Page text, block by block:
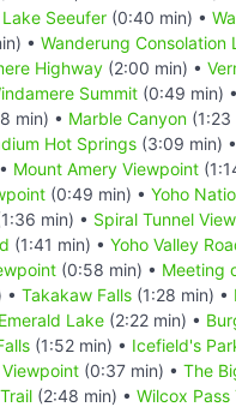
Seeufer (0:40 min) •
• Wanderung Consolation
Highway (2:00 min) •
Summit (0:49 min) •
min) • Marble Canyon (1:23
Hot Springs (3:09 min) •
Mount Amery Viewpoint
(0:49 min) • Yoho
min) • Spiral Tunnel
(1:41 min) • Yoho Valley
(0:58 min) • Meeting
• Takakaw Falls (1:28 min) •
Emerald Lake (2:22 min) •
(1:52 min) • Icefield's
(0:37 min) • The
(2:48 min) • Wilcox Pass